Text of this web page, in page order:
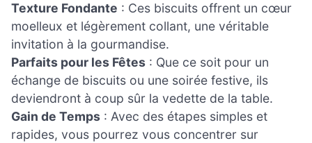
Texture Fondante : Ces biscuits offrent un cœur
moelleux et légèrement collant, une véritable
invitation à la gourmandise.
Parfaits pour les Fêtes : Que ce soit pour un
échange de biscuits ou une soirée festive, ils
deviendront à coup sûr la vedette de la table.
Gain de Temps : Avec des étapes simples et
rapides, vous pourrez vous concentrer sur